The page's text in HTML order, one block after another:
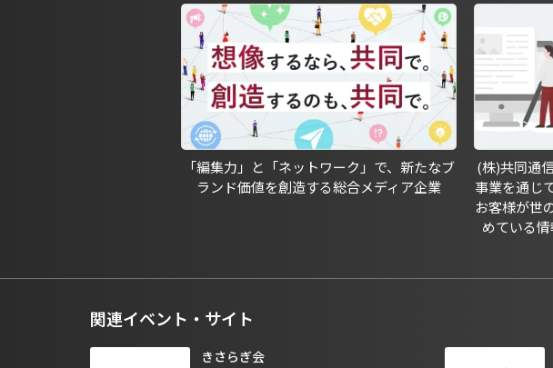
「編集力」と「ネットワーク」で、新たなブ
ランド価値を創造する総合メディア企業
(株)共同通
事業を通じ
お客様が世
めている情
関連イベント・サイト
きさらぎ会